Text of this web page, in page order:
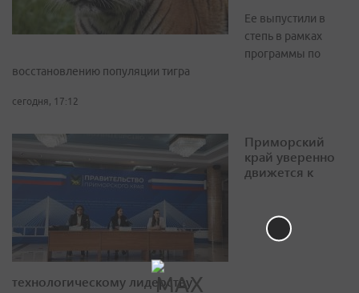
Ее выпустили в
степь в рамках
программы по
восстановлению популяции тигра
сегодня, 17:12
Приморский
край уверенно
движется к
технологическому лидерству